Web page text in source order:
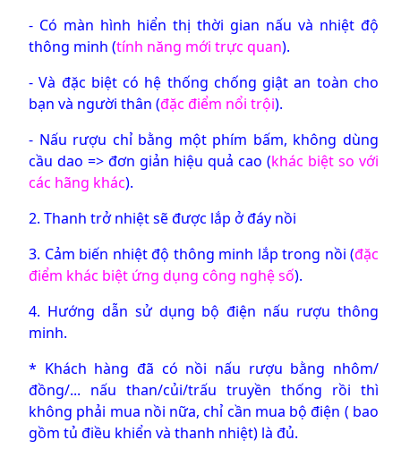
- Có màn hình hiển thị thời gian nấu và nhiệt độ
thông minh (tính năng mới trực quan).
- Và đặc biệt có hệ thống chống giật an toàn cho
bạn và người thân (đặc điểm nổi trội).
- Nấu rượu chỉ bằng một phím bấm, không dùng
cầu dao => đơn giản hiệu quả cao (khác biệt so với
các hãng khác).
2. Thanh trở nhiệt sẽ được lắp ở đáy nồi
3. Cảm biến nhiệt độ thông minh lắp trong nồi (đặc
điểm khác biệt ứng dụng công nghệ số).
4. Hướng dẫn sử dụng bộ điện nấu rượu thông
minh.
* Khách hàng đã có nồi nấu rượu bằng nhôm/
đồng/... nấu than/củi/trấu truyền thống rồi thì
không phải mua nồi nữa, chỉ cần mua bộ điện ( bao
gồm tủ điều khiển và thanh nhiệt) là đủ.